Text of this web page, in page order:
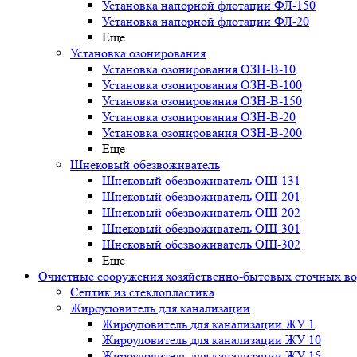
Установка напорной флотации ФЛ-150
Установка напорной флотации ФЛ-20
Еще
Установка озонирования
Установка озонирования ОЗН-В-10
Установка озонирования ОЗН-В-100
Установка озонирования ОЗН-В-150
Установка озонирования ОЗН-В-20
Установка озонирования ОЗН-В-200
Еще
Шнековый обезвоживатель
Шнековый обезвоживатель ОШ-131
Шнековый обезвоживатель ОШ-201
Шнековый обезвоживатель ОШ-202
Шнековый обезвоживатель ОШ-301
Шнековый обезвоживатель ОШ-302
Еще
Очистные сооружения хозяйственно-бытовых сточных
Септик из стеклопластика
Жироуловитель для канализации
Жироуловитель для канализации ЖУ 1
Жироуловитель для канализации ЖУ 10